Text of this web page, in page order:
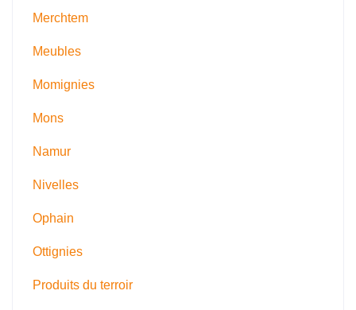
Merchtem
Meubles
Momignies
Mons
Namur
Nivelles
Ophain
Ottignies
Produits du terroir